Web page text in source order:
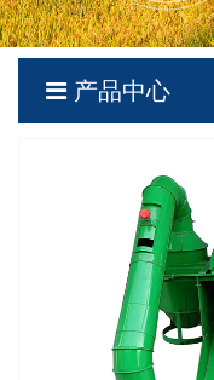
产品中心